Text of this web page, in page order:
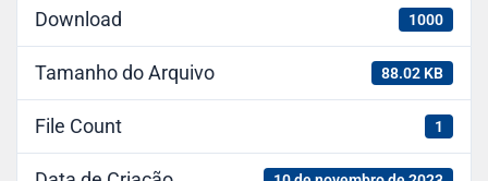
Download 1000
Tamanho do Arquivo 88.02 KB
File Count 1